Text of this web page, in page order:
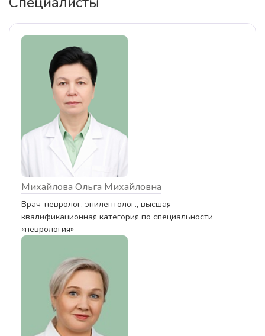
Михайлова Ольга Михайловна
Врач-невролог, эпилептолог., высшая
квалификационная категория по специальности
«неврология»